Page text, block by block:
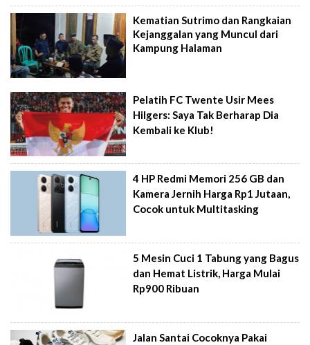
Kematian Sutrimo dan Rangkaian
Kejanggalan yang Muncul dari
Kampung Halaman
Pelatih FC Twente Usir Mees
Hilgers: Saya Tak Berharap Dia
Kembali ke Klub!
4 HP Redmi Memori 256 GB dan
Kamera Jernih Harga Rp1 Jutaan,
Cocok untuk Multitasking
5 Mesin Cuci 1 Tabung yang Bagus
dan Hemat Listrik, Harga Mulai
Rp900 Ribuan
Jalan Santai Cocoknya Pakai